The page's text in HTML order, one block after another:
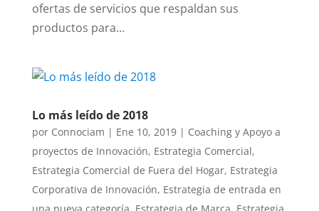
ofertas de servicios que respaldan sus
productos para...
Lo más leído de 2018
por Connociam | Ene 10, 2019| Coaching y Apoyo a
proyectos de Innovación, Estrategia Comercial,
Estrategia Comercial de Fuera del Hogar, Estrategia
Corporativa de Innovación, Estrategia de entrada en